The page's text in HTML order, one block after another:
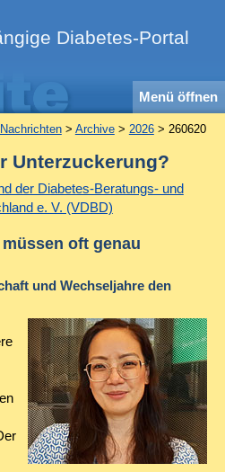
Diabetes-Portal
Menü öffnen
> Archive> 2026> 260620
Unterzuckerung?
der Diabetes-Beratungs- und
e. V. (VDBD)
oft genau
und Wechseljahre den